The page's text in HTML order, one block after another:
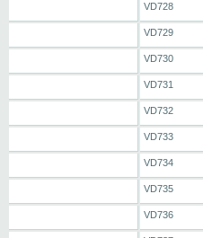
VD728
VD729
VD730
VD731
VD732
VD733
VD734
VD735
VD736